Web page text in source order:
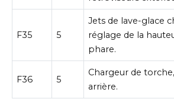
F35 5
Jets de lave-glace
réglage de la
phare.
F36 5
Chargeur de
arrière.